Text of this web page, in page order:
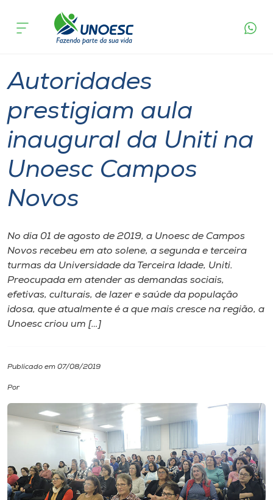
Cursos
Atendimento ao Estudante
Portal de Ensino
Unoesc
Internacionalização
I.nova
Cultura
CPA
Editora
acontece
Autoridades
prestigiam aula
inaugural da Uniti na
Unoesc Campos
Novos
No dia 01 de agosto de 2019, a Unoesc de Campos
Novos recebeu em ato solene, a segunda e terceira
turmas da Universidade da Terceira Idade, Uniti.
Preocupada em atender as demandas sociais,
efetivas, culturais, de lazer e saúde da população
idosa, que atualmente é a que mais cresce na região, a
Unoesc criou um […]
Publicado em 07/08/2019
Por